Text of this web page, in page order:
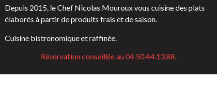
Depuis 2015, le Chef Nicolas Mouroux vous cuisine des plats
élaborés à partir de produits frais et de saison.
Cuisine bistronomique et raffinée.
Réservation conseillée au 04.50.44.13.88.